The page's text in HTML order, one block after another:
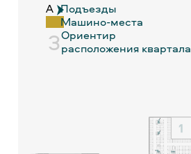
A Подъезды
Машино-места
3Ориентир
расположения квартала